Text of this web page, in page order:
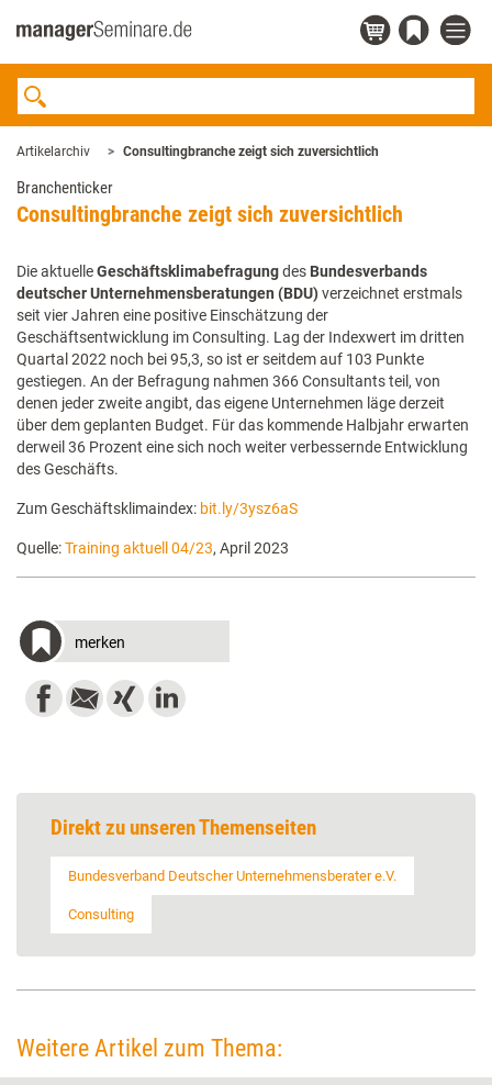
Artikelarchiv Consultingbranche zeigt sich zuversichtlich
Branchenticker
Consultingbranche zeigt sich zuversichtlich
Die aktuelleGeschäftsklimabefragungdes Bundesverbands
deutscher Unternehmensberatungen (BDU)verzeichnet erstmals
seit vier Jahren eine positive Einschätzung der
Geschäftsentwicklung im Consulting. Lag der Indexwert im dritten
Quartal 2022 noch bei 95,3, so ist er seitdem auf 103 Punkte
gestiegen. An der Befragung nahmen 366 Consultants teil, von
denen jeder zweite angibt, das eigene Unternehmen läge derzeit
über dem geplanten Budget. Für das kommende Halbjahr erwarten
derweil 36 Prozent eine sich noch weiter verbessernde Entwicklung
des Geschäfts.
Zum Geschäftsklimaindex: bit.ly/3ysz6aS
Quelle:Training aktuell 04/23, April 2023
merken
Direkt zu unseren Themenseiten
Bundesverband Deutscher Unternehmensberater e.V.
Consulting
Weitere Artikel zum Thema: